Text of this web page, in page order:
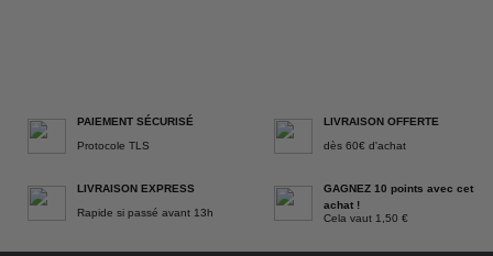
PAIEMENT SÉCURISÉ
Protocole TLS
LIVRAISON OFFERTE
dès 60€ d'achat
LIVRAISON EXPRESS
Rapide si passé avant 13h
GAGNEZ 10 points avec cet
achat !
Cela vaut 1,50 €